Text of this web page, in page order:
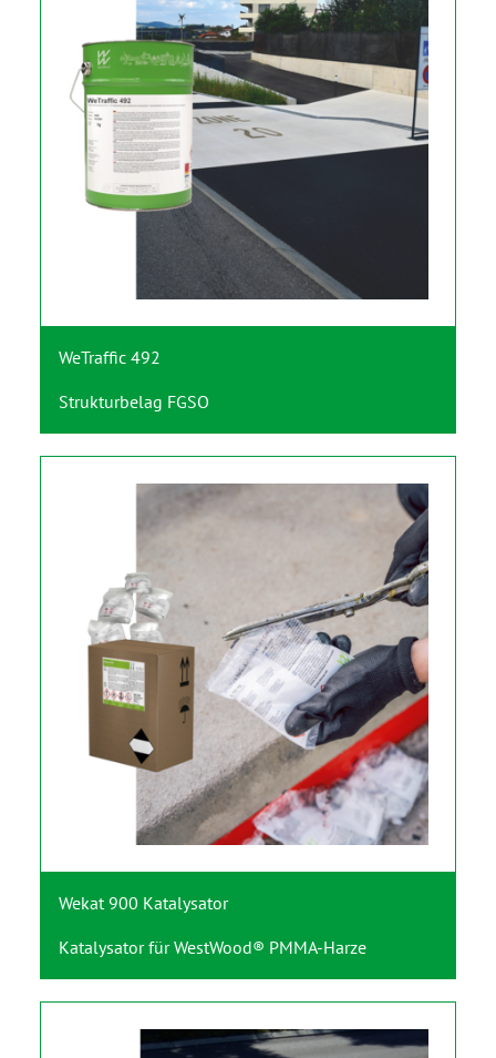
WeTraffic 492
Strukturbelag FGSO
Wekat 900 Katalysator
Katalysator für WestWood® PMMA-Harze